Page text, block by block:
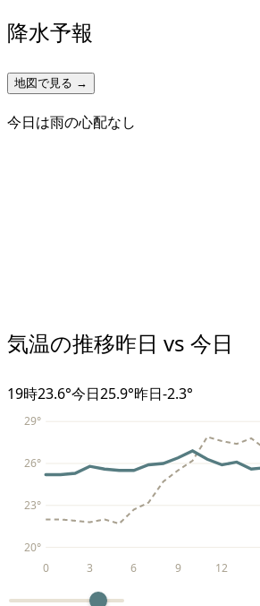
降水予報
地図で見る →
今日は雨の心配なし
気温の推移昨日 vs 今日
19時23.6°今日25.9°昨日-2.3°
20°
23°
26°
29°
0 3 6 9 12